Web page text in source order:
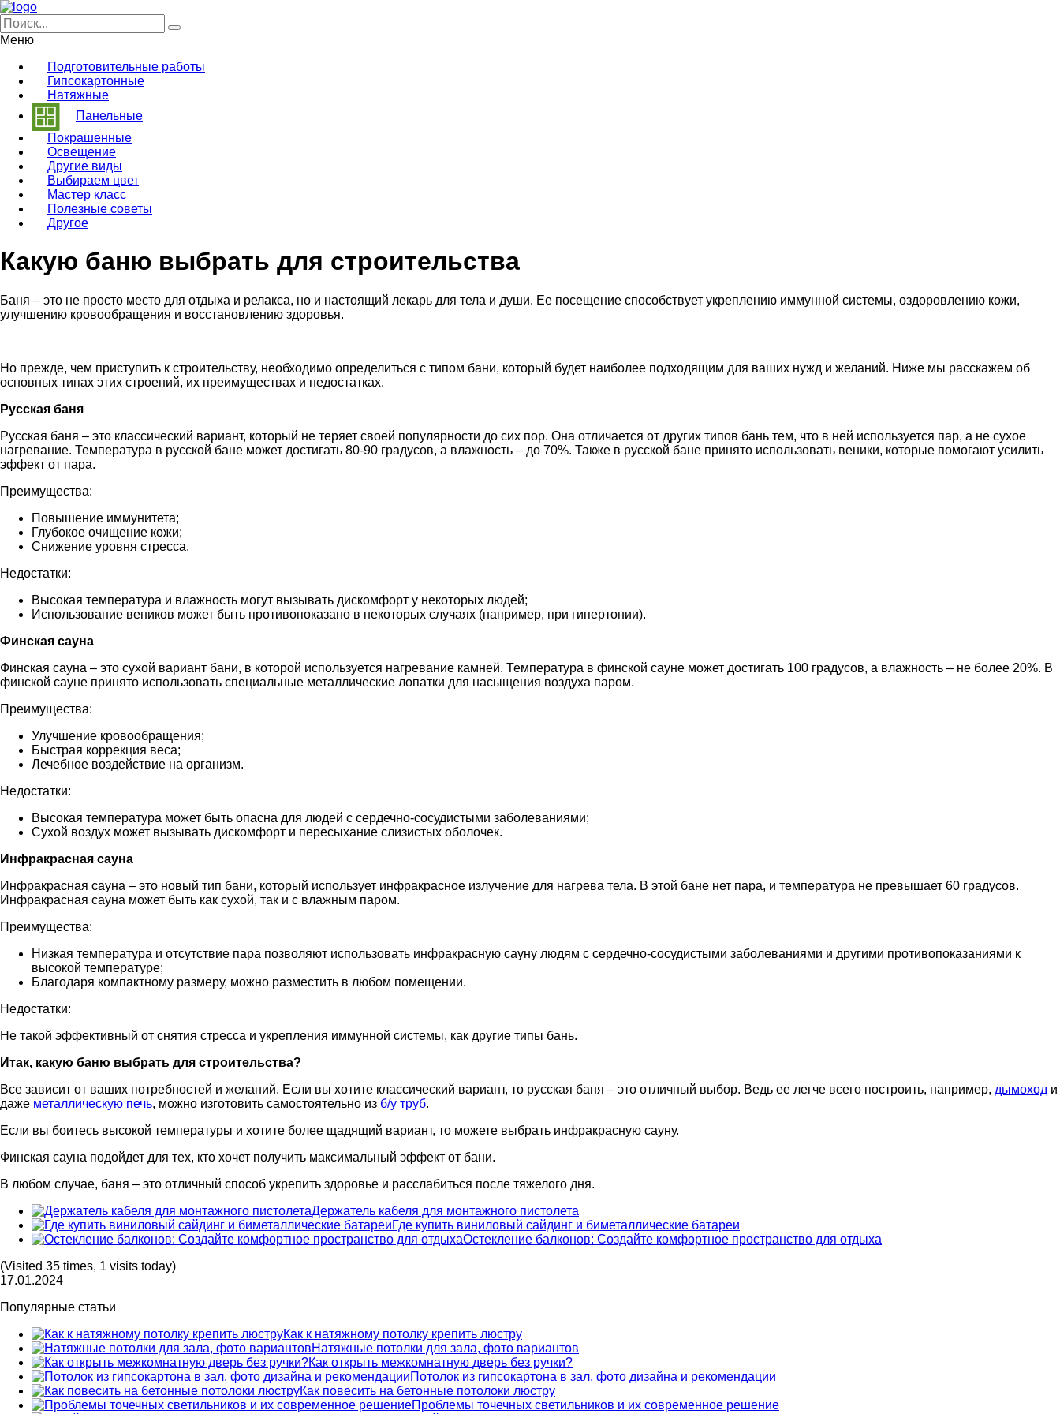
Меню
Подготовительные работы
Гипсокартонные
Натяжные
Панельные
Покрашенные
Освещение
Другие виды
Выбираем цвет
Мастер класс
Полезные советы
Другое
Какую баню выбрать для строительства
Баня – это не просто место для отдыха и релакса, но и настоящий лекарь для тела и души. Ее посещение способствует укреплению иммунной системы, оздоровлению кожи,
улучшению кровообращения и восстановлению здоровья.
Но прежде, чем приступить к строительству, необходимо определиться с типом бани, который будет наиболее подходящим для ваших нужд и желаний. Ниже мы расскажем об
основных типах этих строений, их преимуществах и недостатках.
Русская баня
Русская баня – это классический вариант, который не теряет своей популярности до сих пор. Она отличается от других типов бань тем, что в ней используется пар, а не сухое
нагревание. Температура в русской бане может достигать 80-90 градусов, а влажность – до 70%. Также в русской бане принято использовать веники, которые помогают усилить
эффект от пара.
Преимущества:
Повышение иммунитета;
Глубокое очищение кожи;
Снижение уровня стресса.
Недостатки:
Высокая температура и влажность могут вызывать дискомфорт у некоторых людей;
Использование веников может быть противопоказано в некоторых случаях (например, при гипертонии).
Финская сауна
Финская сауна – это сухой вариант бани, в которой используется нагревание камней. Температура в финской сауне может достигать 100 градусов, а влажность – не более 20%. В
финской сауне принято использовать специальные металлические лопатки для насыщения воздуха паром.
Преимущества:
Улучшение кровообращения;
Быстрая коррекция веса;
Лечебное воздействие на организм.
Недостатки:
Высокая температура может быть опасна для людей с сердечно-сосудистыми заболеваниями;
Сухой воздух может вызывать дискомфорт и пересыхание слизистых оболочек.
Инфракрасная сауна
Инфракрасная сауна – это новый тип бани, который использует инфракрасное излучение для нагрева тела. В этой бане нет пара, и температура не превышает 60 градусов.
Инфракрасная сауна может быть как сухой, так и с влажным паром.
Преимущества:
Низкая температура и отсутствие пара позволяют использовать инфракрасную сауну людям с сердечно-сосудистыми заболеваниями и другими противопоказаниями к
высокой температуре;
Благодаря компактному размеру, можно разместить в любом помещении.
Недостатки:
Не такой эффективный от снятия стресса и укрепления иммунной системы, как другие типы бань.
Итак, какую баню выбрать для строительства?
Все зависит от ваших потребностей и желаний. Если вы хотите классический вариант, то русская баня – это отличный выбор. Ведь ее легче всего построить, например, дымоход и
даже металлическую печь, можно изготовить самостоятельно из б/у труб.
Если вы боитесь высокой температуры и хотите более щадящий вариант, то можете выбрать инфракрасную сауну.
Финская сауна подойдет для тех, кто хочет получить максимальный эффект от бани.
В любом случае, баня – это отличный способ укрепить здоровье и расслабиться после тяжелого дня.
Держатель кабеля для монтажного пистолета
Где купить виниловый сайдинг и биметаллические батареи
Остекление балконов: Создайте комфортное пространство для отдыха
(Visited 35 times, 1 visits today)
17.01.2024
Популярные статьи
Как к натяжному потолку крепить люстру
Натяжные потолки для зала, фото вариантов
Как открыть межкомнатную дверь без ручки?
Потолок из гипсокартона в зал, фото дизайна и рекомендации
Как повесить на бетонные потолоки люстру
Проблемы точечных светильников и их современное решение